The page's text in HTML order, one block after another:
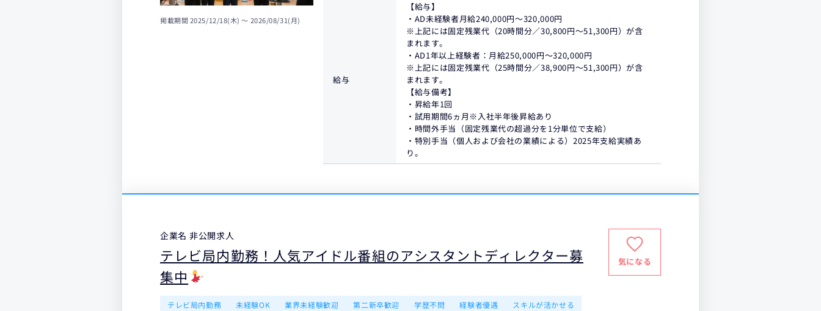
掲載期間 2025/12/18(木) 〜 2026/08/31(月)
給与
【給与】
・AD未経験者月給240,000円〜320,000円
※上記には固定残業代（20時間分／30,800円～51,300円）が含
まれます。
・AD1年以上経験者：月給250,000円～320,000円
※上記には固定残業代（25時間分／38,900円～51,300円）が含
まれます。
【給与備考】
・昇給年1回
・試用期間6ヵ月※入社半年後昇給あり
・時間外手当（固定残業代の超過分を1分単位で支給）
・特別手当（個人および会社の業績による）2025年支給実績あ
り。
企業名 非公開求人
テレビ局内勤務！人気アイドル番組のアシスタントディレクター募
集中
テレビ局内勤務 未経験OK 業界未経験歓迎 第二新卒歓迎 学歴不問 経験者優遇
スキルが活かせる
気になる